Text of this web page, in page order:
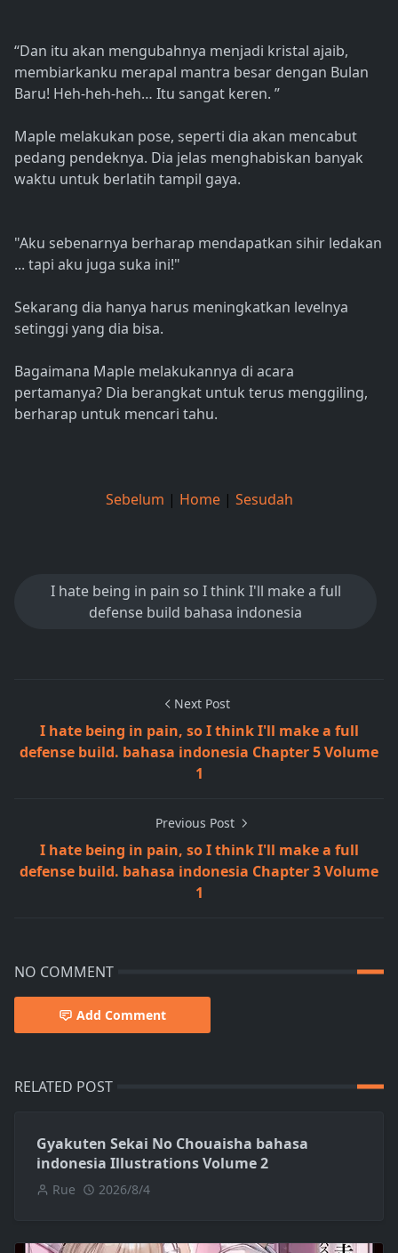
“Dan itu akan mengubahnya menjadi kristal ajaib,
membiarkanku merapal mantra besar dengan Bulan
Baru! Heh-heh-heh… Itu sangat keren. ”
Maple melakukan pose, seperti dia akan mencabut
pedang pendeknya. Dia jelas menghabiskan banyak
waktu untuk berlatih tampil gaya.
"Aku sebenarnya berharap mendapatkan sihir ledakan
... tapi aku juga suka ini!"
Sekarang dia hanya harus meningkatkan levelnya
setinggi yang dia bisa.
Bagaimana Maple melakukannya di acara
pertamanya? Dia berangkat untuk terus menggiling,
berharap untuk mencari tahu.
Sebelum | Home | Sesudah
I hate being in pain so I think I'll make a full
defense build bahasa indonesia
Next Post
I hate being in pain, so I think I'll make a full
defense build. bahasa indonesia Chapter 5 Volume
1
Previous Post
I hate being in pain, so I think I'll make a full
defense build. bahasa indonesia Chapter 3 Volume
1
NO COMMENT
Add Comment
RELATED POST
Gyakuten Sekai No Chouaisha bahasa
indonesia Illustrations Volume 2
Rue 2026/8/4